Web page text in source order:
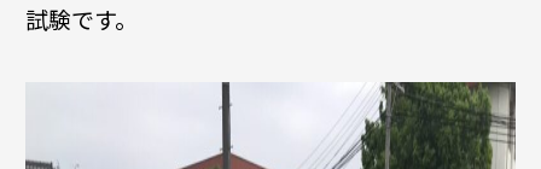
試験です。